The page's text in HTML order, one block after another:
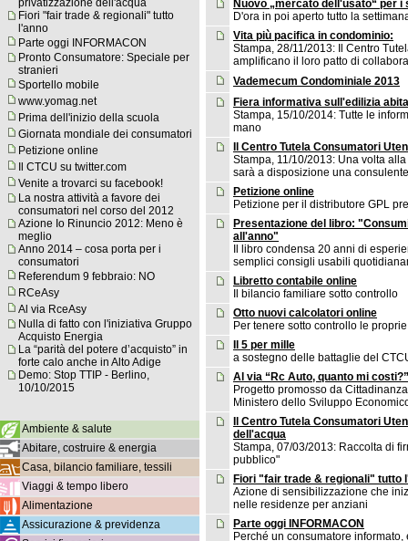
privatizzazione dell'acqua
Fiori "fair trade & regionali" tutto
l'anno
Parte oggi INFORMACON
Pronto Consumatore: Speciale per
stranieri
Sportello mobile
www.yomag.net
Prima dell'inizio della scuola
Giornata mondiale dei consumatori
Petizione online
Il CTCU su twitter.com
Venite a trovarci su facebook!
La nostra attività a favore dei
consumatori nel corso del 2012
Azione Io Rinuncio 2012: Meno è
meglio
Anno 2014 – cosa porta per i
consumatori
Referendum 9 febbraio: NO
RCeAsy
Al via RceAsy
Nulla di fatto con l'iniziativa Gruppo
Acquisto Energia
La “parità del potere d’acquisto” in
forte calo anche in Alto Adige
Demo: Stop TTIP - Berlino,
10/10/2015
Ambiente & salute
Abitare, costruire & energia
Casa, bilancio familiare, tessili
Viaggi & tempo libero
Alimentazione
Assicurazione & previdenza
Nuovo „mercato dell'usato“ per i
D'ora in poi aperto tutto la
Vita più pacifica in condominio:
Stampa, 28/11/2013: Il Centro
amplificano il loro patto di
Vademecum Condominiale 2013
Fiera informativa sull'edilizia
Stampa, 15/10/2014: Tutte le
mano
Il Centro Tutela Consumatori
Stampa, 11/10/2013: Una volta
sarà a disposizione una
Petizione online
Petizione per il distributore GPL
Presentazione del libro:
all'anno"
Il libro condensa 20 anni di
semplici consigli usabili
Libretto contabile online
Il bilancio familiare sotto controllo
Otto nuovi calcolatori online
Per tenere sotto controllo le
Il 5 per mille
a sostegno delle battaglie del
Al via “Rc Auto, quanto mi costi?”
Progetto promosso da
Ministero dello Sviluppo
Il Centro Tutela Consumatori
dell'acqua
Stampa, 07/03/2013: Raccolta di
pubblico"
Fiori "fair trade & regionali" tutto
Azione di sensibilizzazione che
nelle residenze per anziani
Parte oggi INFORMACON
Perché un consumatore